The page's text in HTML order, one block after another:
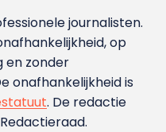
journalisten.
op
en zonder
onafhankelijkheid is
. De redactie